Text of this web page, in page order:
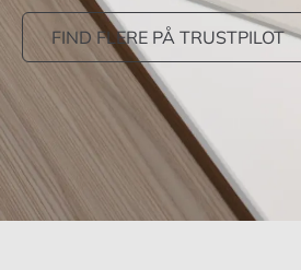
FIND FLERE PÅ TRUSTPILOT